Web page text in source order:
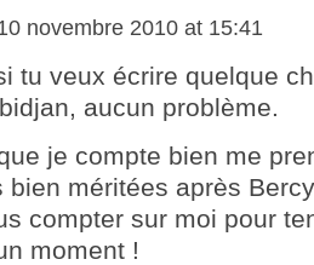
novembre 2010 at 15:41
tu veux écrire quelque
aucun problème.
je compte bien me
bien méritées après
compter sur moi pour
moment !